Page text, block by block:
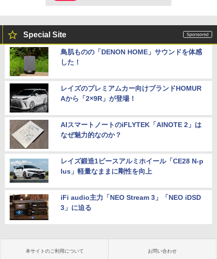
Special Site
鳥肌ものの「DENON HOME」サウンドを体感
した！
レイズのプレミアムカー向けブランドHOMUR
Aから「2×9R」が登場！
AIスマートノートのiFLYTEK「AINOTE 2」は
なぜ魅力的なのか？
レイズ鍛造1ピースアルミホイール「CE28 N-p
lus」軽量なままに剛性を向上
iFi audio主力「NEO Stream 3」「NEO iDSD
3」に迫る
本サイトのご利用について お問い合わせ